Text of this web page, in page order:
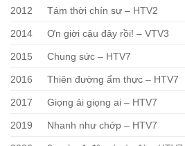
2012
Tám thời chín sự – HTV2
2014 Ơn giời cậu đây rồi! – VTV3
2015 Chung sức – HTV7
2016 Thiên đường ẩm thực – HTV7
2017 Giọng ải giọng ai – HTV7
2019 Nhanh như chớp – HTV7